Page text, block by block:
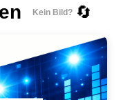
Kein Bild? 🔄